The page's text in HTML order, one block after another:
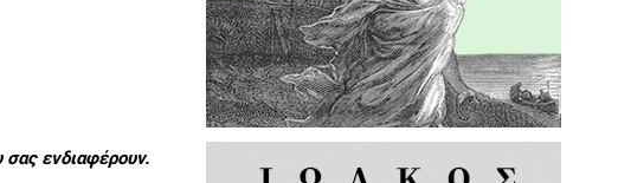
ενδιαφέρουν.